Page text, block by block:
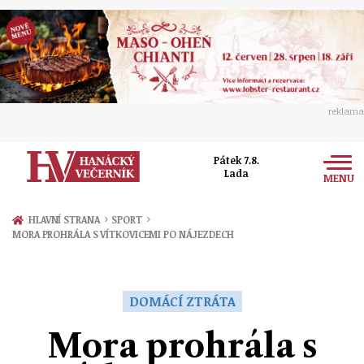
reklama
Pátek 7.8.
Lada
MENU
Zprávy
Přerov
Ekonomika
Ženy
Sport
HLAVNÍ STRANA › SPORT ›
MORA PROHRÁLA S VÍTKOVICEMI PO NÁJEZDECH
DOMÁCÍ ZTRÁTA
Mora prohrála s